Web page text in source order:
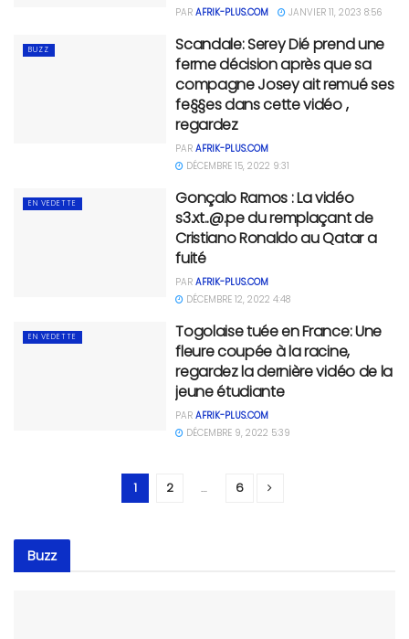
PAR AFRIK-PLUS.COM JANVIER 11, 2023 8:56
BUZZ
Scandale: Serey Dié prend une
ferme décision après que sa
compagne Josey ait remué ses
fe§§es dans cette vidéo ,
regardez
PAR AFRIK-PLUS.COM
DÉCEMBRE 15, 2022 9:31
EN VEDETTE
Gonçalo Ramos : La vidéo
s3.xt..@.pedu remplaçant de
Cristiano Ronaldo au Qatar a
fuité
PAR AFRIK-PLUS.COM
DÉCEMBRE 12, 2022 4:48
EN VEDETTE
Togolaise tuée en France: Une
fleure coupée à la racine,
regardez la dernière vidéo de la
jeune étudiante
PAR AFRIK-PLUS.COM
DÉCEMBRE 9, 2022 5:39
1 2 … 6
Buzz